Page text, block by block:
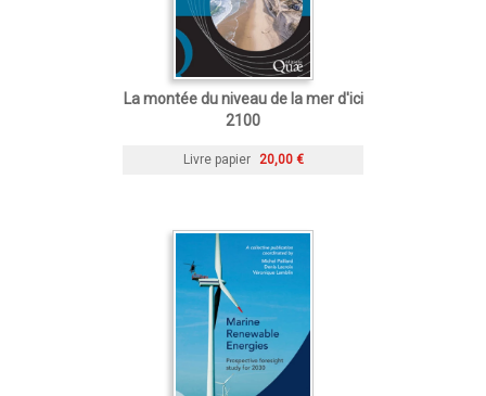
La montée du niveau de la mer d'ici
2100
Livre papier 20,00 €